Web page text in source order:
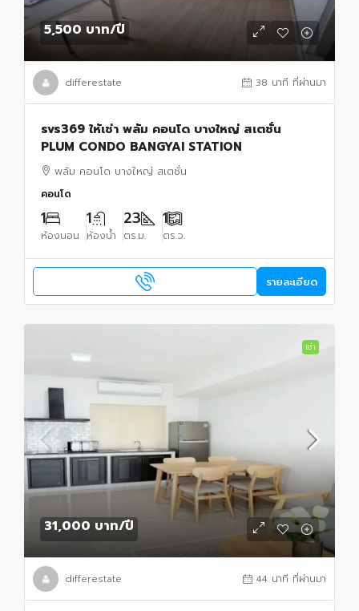
5,500 บาท/ปี
differestate 38 นาที ที่ผ่านมา
svs369 ให้เช่า พลัม คอนโด บางใหญ่ สเตชั่น
PLUM CONDO BANGYAI STATION
พลัม คอนโด บางใหญ่ สเตชั่น
คอนโด
1
ห้องนอน
1
ห้องน้ำ
23
ตร.ม.
1
ตร.ว.
รายละเอียด
เช่า
31,000 บาท/ปี
differestate 44 นาที ที่ผ่านมา